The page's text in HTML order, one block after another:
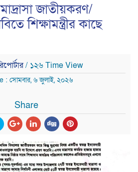
জাতীয়করণ/
শিক্ষামন্ত্রীর কাছে
/ ১২৬ Time View
: সোমবার, ৬ জুলাই, ২০২৬
Share